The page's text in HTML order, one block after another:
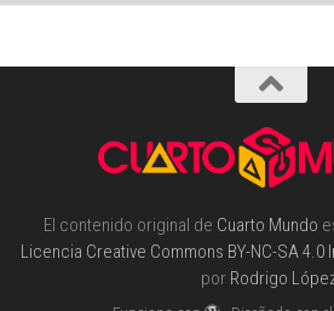
El contenido original de Cuarto Mundo
Licencia Creative Commons BY-NC-SA 4.0
por Rodrigo